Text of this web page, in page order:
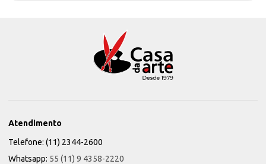
Atendimento
Telefone: (11) 2344-2600
Whatsapp: 55 (11) 9 4358-2220